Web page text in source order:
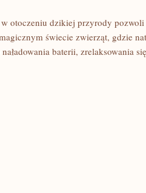
otoczeniu dzikiej przyrody
świecie zwierząt, gdzie
baterii, zrelaksowania